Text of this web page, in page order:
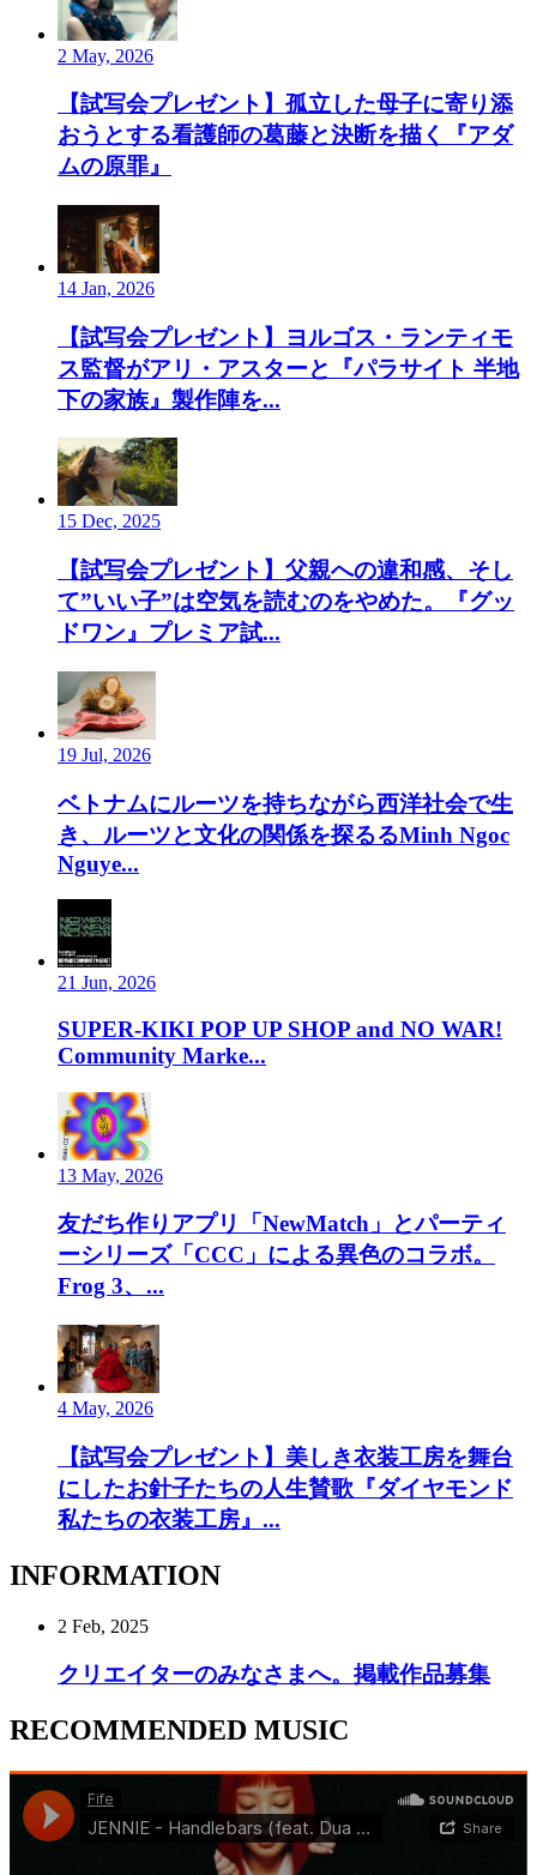
2 May, 2026
【試写会プレゼント】孤立した母子に寄り添
おうとする看護師の葛藤と決断を描く『アダ
ムの原罪』
14 Jan, 2026
【試写会プレゼント】ヨルゴス・ランティモ
ス監督がアリ・アスターと『パラサイト 半地
下の家族』製作陣を...
15 Dec, 2025
【試写会プレゼント】父親への違和感、そし
て”いい子”は空気を読むのをやめた。『グッ
ドワン』プレミア試...
19 Jul, 2026
ベトナムにルーツを持ちながら西洋社会で生
き、ルーツと文化の関係を探るるMinh Ngoc
Nguye...
21 Jun, 2026
SUPER-KIKI POP UP SHOP and NO WAR!
Community Marke...
13 May, 2026
友だち作りアプリ「NewMatch」とパーティ
ーシリーズ「CCC」による異色のコラボ。
Frog 3、...
4 May, 2026
【試写会プレゼント】美しき衣装工房を舞台
にしたお針子たちの人生賛歌『ダイヤモンド
私たちの衣装工房』...
INFORMATION
2 Feb, 2025
クリエイターのみなさまへ。掲載作品募集
RECOMMENDED MUSIC